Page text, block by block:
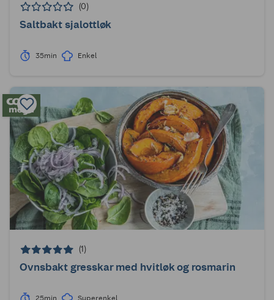
(0)
Saltbakt sjalottløk
35min Enkel
(1)
Ovnsbakt gresskar med hvitløk og rosmarin
25min Superenkel